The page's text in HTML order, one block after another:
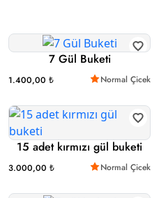
7 Gül Buketi
1.400,00 ₺ Normal Çicek
15 adet kırmızı gül buketi
3.000,00 ₺ Normal Çicek